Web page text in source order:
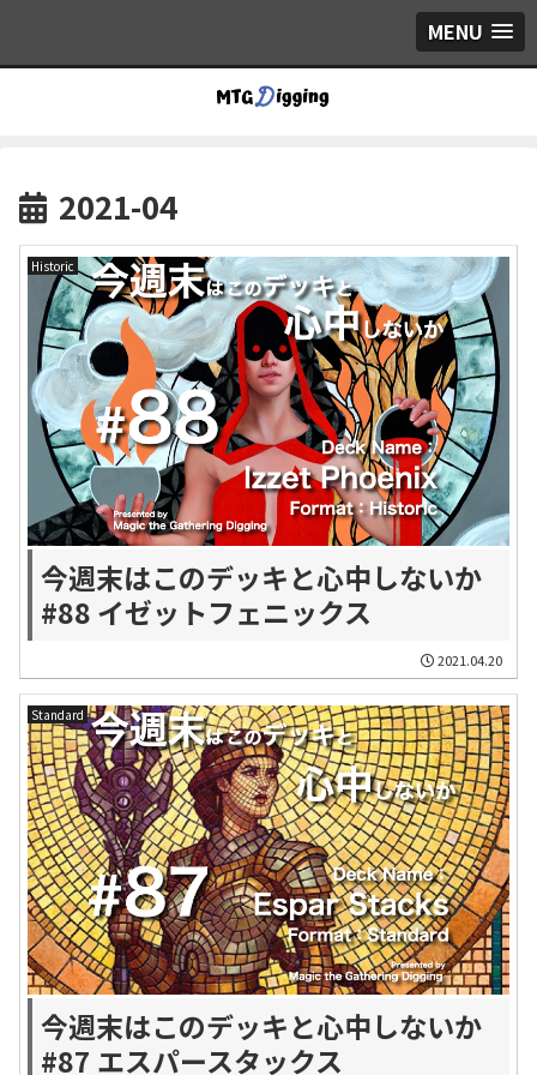
MENU
2021-04
Historic
今週末はこのデッキと心中しないか
#88 イゼットフェニックス
2021.04.20
Standard
今週末はこのデッキと心中しないか
#87 エスパースタックス